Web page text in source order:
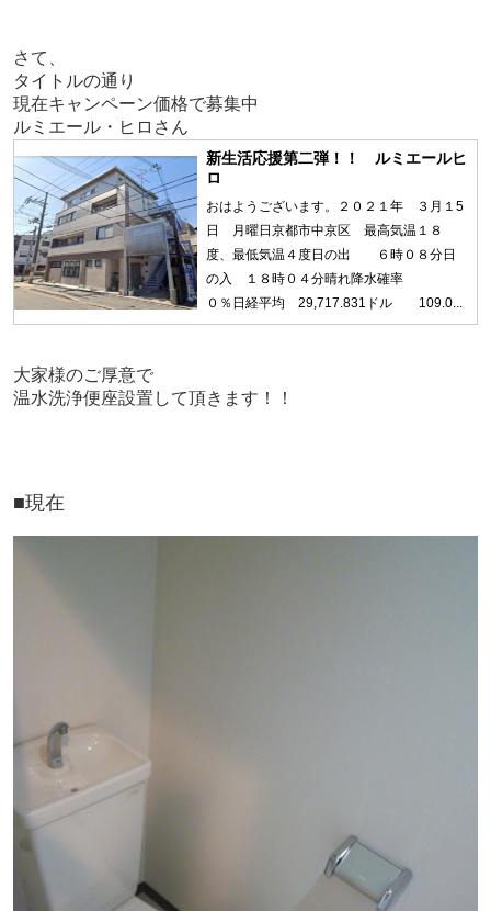
さて、
タイトルの通り
現在キャンペーン価格で募集中
ルミエール・ヒロさん
新生活応援第二弾！！ ルミエールヒ
ロ
おはようございます。２０２１年 ３月１5
日 月曜日京都市中京区 最高気温１８
度、最低気温４度日の出 ６時０８分日
の入 １８時０４分晴れ降水確率
０％日経平均 29,717.831ドル 109.0...
大家様のご厚意で
温水洗浄便座設置して頂きます！！
■現在